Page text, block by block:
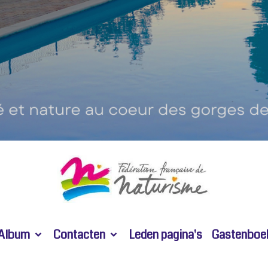
Contacten Leden pagina's